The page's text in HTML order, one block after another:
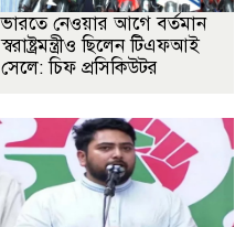
ভারতে নেওয়ার আগে বর্তমান
স্বরাষ্ট্রমন্ত্রীও ছিলেন টিএফআই
সেলে: চিফ প্রসিকিউটর